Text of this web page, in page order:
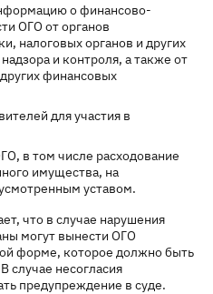
о финансово-
ОГО от органов
налоговых органов и других
и контроля, а также от
финансовых
для участия в
в том числе расходование
имущества, на
уставом.
что в случае нарушения
могут вынести ОГО
форме, которое должно быть
случае несогласия
предупреждение в суде.